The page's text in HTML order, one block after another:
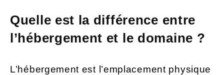
Quelle est la différence entre
l’hébergement et le domaine ?
L’hébergement est l’emplacement physique